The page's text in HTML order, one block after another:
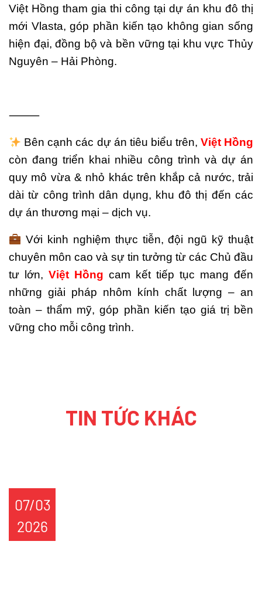
Việt Hồng tham gia thi công tại dự án khu đô thị
mới Vlasta, góp phần kiến tạo không gian sống
hiện đại, đồng bộ và bền vững tại khu vực Thủy
Nguyên – Hải Phòng.
⸻
Bên cạnh các dự án tiêu biểu trên, Việt Hồng
còn đang triển khai nhiều công trình và dự án
quy mô vừa & nhỏ khác trên khắp cả nước, trải
dài từ công trình dân dụng, khu đô thị đến các
dự án thương mại – dịch vụ.
Với kinh nghiệm thực tiễn, đội ngũ kỹ thuật
chuyên môn cao và sự tin tưởng từ các Chủ đầu
tư lớn, Việt Hồng cam kết tiếp tục mang đến
những giải pháp nhôm kính chất lượng – an
toàn – thẩm mỹ, góp phần kiến tạo giá trị bền
vững cho mỗi công trình.
TIN TỨC KHÁC
07/02
2026